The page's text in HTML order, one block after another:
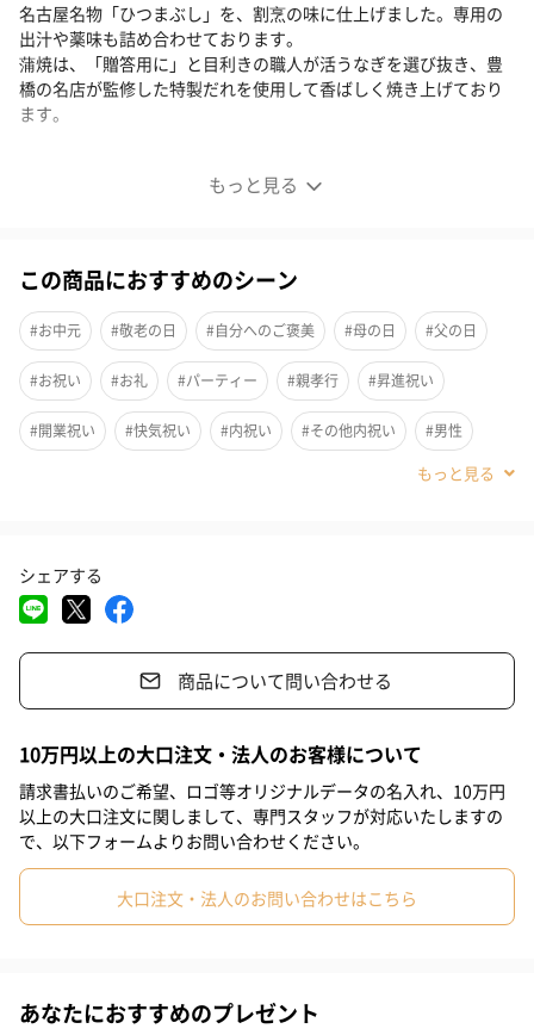
もっと見る
名古屋名物「ひつまぶし」を、割烹の味に仕上げました。専用の
出汁や薬味も詰め合わせております。
蒲焼は、「贈答用に」と目利きの職人が活うなぎを選び抜き、豊
橋の名店が監修した特製だれを使用して香ばしく焼き上げており
ます。
うなぎ割烹自慢の味をご家庭で
・名古屋名物「ひつまぶし」を、割烹の味に仕上げました。
・蒲焼は、「贈答用に」と目利きの職人が活うなぎを選び抜き、
豊橋の名店が監修した特製だれを使用して香ばしく焼き上げてお
ります。
・「特製だれ」には鰻の骨を使用し、旨味を存分に引き出してお
この商品におすすめのシーン
#お中元 #敬老の日 #自分へのご褒美 #母の日 #父の日
#お祝い #お礼 #パーティー #親孝行 #昇進祝い
#開業祝い #快気祝い #内祝い #その他内祝い #男性
#祖父
#部下女性
#親戚女性
#上司男性 #上司女性 #男友達
#80代 #90代
シェアする
商品について問い合わせる
10万円以上の大口注文・法人のお客様について
請求書払いのご希望、ロゴ等オリジナルデータの名入れ、10万円
以上の大口注文に関しまして、専門スタッフが対応いたしますの
で、以下フォームよりお問い合わせください。
大口注文・法人のお問い合わせはこちら
あなたにおすすめのプレゼント